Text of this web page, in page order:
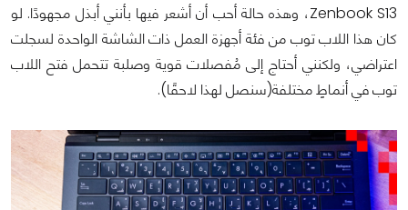
Zenbook S13، وهذه حالة أحب أن أشعر فيها بأنني أبذل مجهودًا. لو
كان هذا اللاب توب من فئة أجهزة العمل ذات الشاشة الواحدة لسجلت
اعتراضي، ولكنني أحتاج إلى مُفصلات قوية وصلبة تتحمل فتح اللاب
توب في أنماطٍ مختلفة(سنصل لهذا لاحقًا).